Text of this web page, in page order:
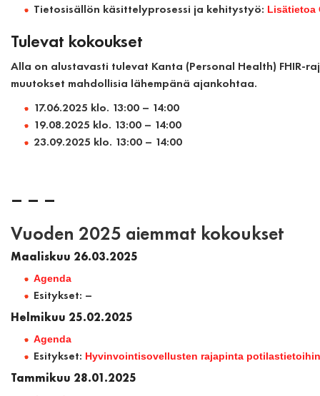
Tietosisällön käsittelyprosessi ja kehitystyö: Lisätietoa
Tulevat kokoukset
Alla on alustavasti tulevat Kanta (Personal Health)
muutokset mahdollisia lähempänä ajankohtaa.
17.06.2025 klo. 13:00 – 14:00
19.08.2025 klo. 13:00 – 14:00
23.09.2025 klo. 13:00 – 14:00
– – –
Vuoden 2025 aiemmat kokoukset
Maaliskuu 26.03.2025
Agenda
Esitykset: –
Helmikuu 25.02.2025
Agenda
Esitykset: Hyvinvointisovellusten rajapinta
Tammikuu 28.01.2025